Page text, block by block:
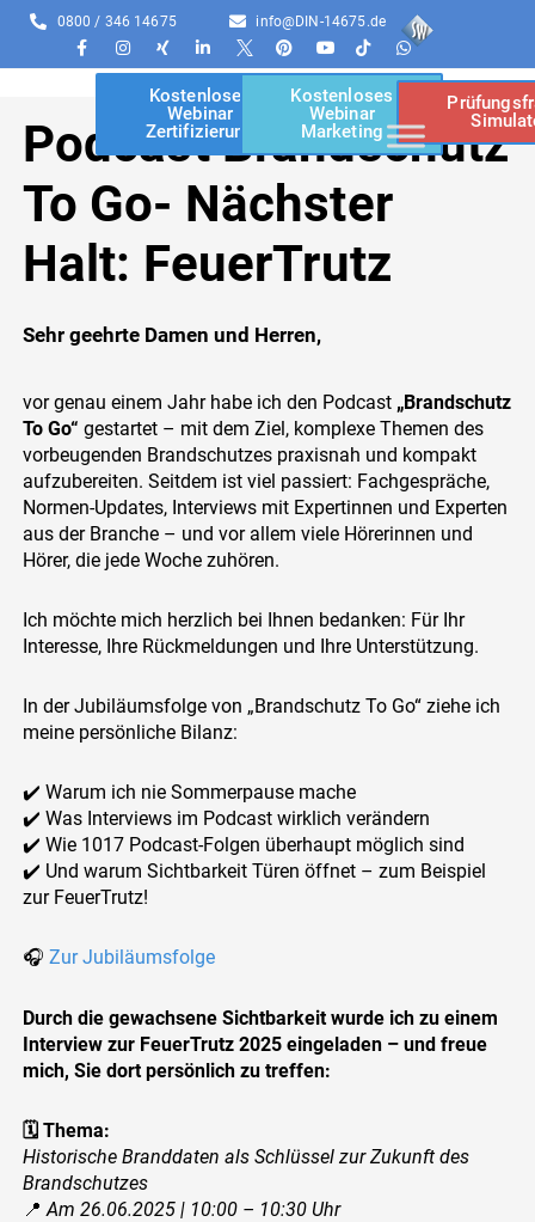
0800 / 346 14675 info@DIN-14675.de
Kostenloses
Webinar
Zertifizierung
Kostenloses
Webinar
Marketing
Podcast Brandschutz
To Go- Nächster
Halt: FeuerTrutz
Sehr geehrte Damen und Herren,
vor genau einem Jahr habe ich den Podcast „Brandschutz
To Go“ gestartet – mit dem Ziel, komplexe Themen des
vorbeugenden Brandschutzes praxisnah und kompakt
aufzubereiten. Seitdem ist viel passiert: Fachgespräche,
Normen-Updates, Interviews mit Expertinnen und Experten
aus der Branche – und vor allem viele Hörerinnen und
Hörer, die jede Woche zuhören.
Ich möchte mich herzlich bei Ihnen bedanken: Für Ihr
Interesse, Ihre Rückmeldungen und Ihre Unterstützung.
In der Jubiläumsfolge von „Brandschutz To Go“ ziehe ich
meine persönliche Bilanz:
✔️ Warum ich nie Sommerpause mache
✔️ Was Interviews im Podcast wirklich verändern
✔️ Wie 1017 Podcast-Folgen überhaupt möglich sind
✔️ Und warum Sichtbarkeit Türen öffnet – zum Beispiel
zur FeuerTrutz!
🎧 Zur Jubiläumsfolge
Durch die gewachsene Sichtbarkeit wurde ich zu einem
Interview zur FeuerTrutz 2025 eingeladen – und freue
mich, Sie dort persönlich zu treffen:
🗓 Thema:
Historische Branddaten als Schlüssel zur Zukunft des
Brandschutzes
📍 Am 26.06.2025 | 10:00 – 10:30 Uhr